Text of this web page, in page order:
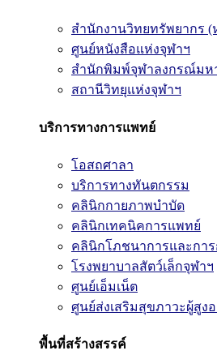
สำนักงานวิทยทรัพยากร
ศูนย์หนังสือแห่งจุฬาฯ
สำนักพิมพ์จุฬาลงกรณ์มห
สถานีวิทยุแห่งจุฬาฯ
บริการทางการแพทย์
โอสถศาลา
บริการทางทันตกรรม
คลินิกกายภาพบำบัด
คลินิกเทคนิคการแพทย์
คลินิกโภชนาการและกา
โรงพยาบาลสัตว์เล็กจุฬาฯ
ศูนย์เอ็มเน็ต
ศูนย์ส่งเสริมสุขภาวะผู้สูง
พื้นที่สร้างสรรค์